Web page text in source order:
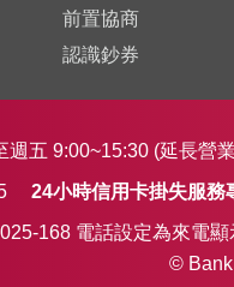
前置協商
認識鈔券
週五 9:00~15:30 (延長營
24小時信用卡掛失服務
168 電話設定為來電
© Bank